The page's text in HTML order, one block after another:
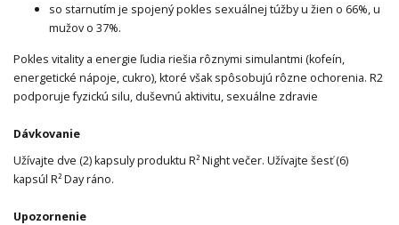
so starnutím je spojený pokles sexuálnej túžby u žien o 66%, u
mužov o 37%.
Pokles vitality a energie ľudia riešia rôznymi simulantmi (kofeín,
energetické nápoje, cukro), ktoré však spôsobujú rôzne ochorenia. R2
podporuje fyzickú silu, duševnú aktivitu, sexuálne zdravie
Dávkovanie
Užívajte dve (2) kapsuly produktu R² Night večer. Užívajte šesť (6)
kapsúl R² Day ráno.
Upozornenie